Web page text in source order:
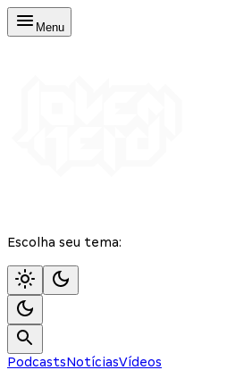
Menu
Escolha seu tema:
PodcastsNotíciasVídeos